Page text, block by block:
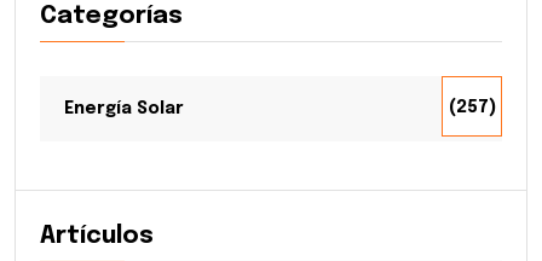
Categorías
Energía Solar (257)
Artículos